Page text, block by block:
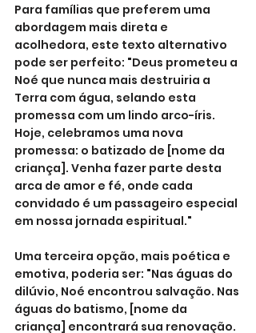
Para famílias que preferem uma
abordagem mais direta e
acolhedora, este texto alternativo
pode ser perfeito: "Deus prometeu a
Noé que nunca mais destruiria a
Terra com água, selando esta
promessa com um lindo arco-íris.
Hoje, celebramos uma nova
promessa: o batizado de [nome da
criança]. Venha fazer parte desta
arca de amor e fé, onde cada
convidado é um passageiro especial
em nossa jornada espiritual."
Uma terceira opção, mais poética e
emotiva, poderia ser: "Nas águas do
dilúvio, Noé encontrou salvação. Nas
águas do batismo, [nome da
criança] encontrará sua renovação.